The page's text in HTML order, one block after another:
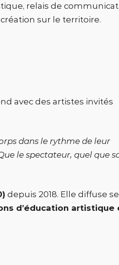
relais de
sur le territoire.
avec des artistes invités
dans le rythme de leur
le spectateur, quel que
depuis 2018. Elle diffuse
d’éducation artistique